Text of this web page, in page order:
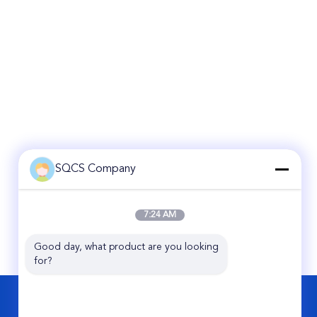
SQCS Company
7:24 AM
Good day, what product are you looking
for?